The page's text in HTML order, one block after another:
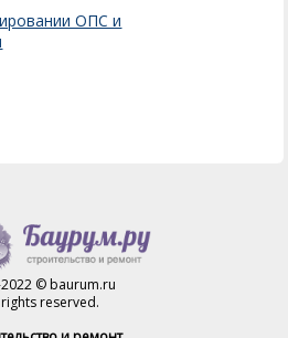
ОПС и
© baurum.ru
reserved.